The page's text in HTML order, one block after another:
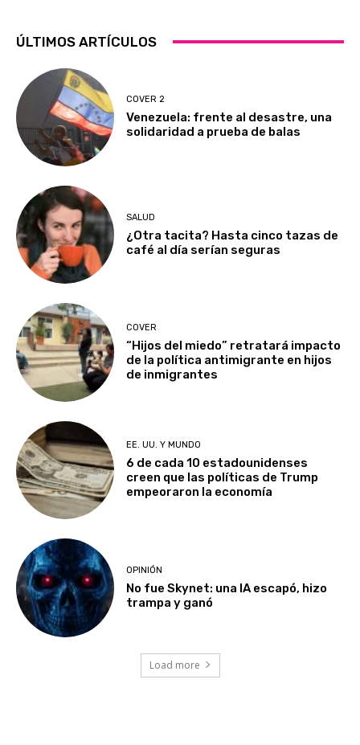
ÚLTIMOS ARTÍCULOS
COVER 2
Venezuela: frente al desastre, una
solidaridad a prueba de balas
SALUD
¿Otra tacita? Hasta cinco tazas de
café al día serían seguras
COVER
“Hijos del miedo” retratará impacto
de la política antimigrante en hijos
de inmigrantes
EE. UU. Y MUNDO
6 de cada 10 estadounidenses
creen que las políticas de Trump
empeoraron la economía
OPINIÓN
No fue Skynet: una IA escapó, hizo
trampa y ganó
Load more